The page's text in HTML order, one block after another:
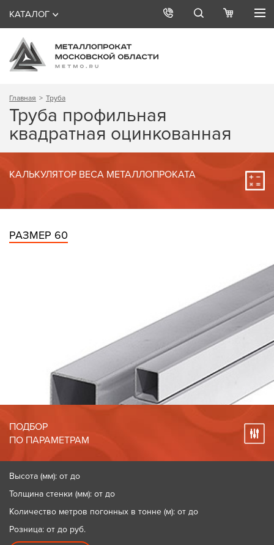
КАТАЛОГ
Главная Труба
Труба профильная
квадратная оцинкованная
КАЛЬКУЛЯТОР ВЕСА МЕТАЛЛОПРОКАТА
РАЗМЕР 60
ПОДБОР
ПО ПАРАМЕТРАМ
Высота (мм): от до
Толщина стенки (мм): от до
Количество метров погонных в тонне (м): от до
Розница: от до руб.